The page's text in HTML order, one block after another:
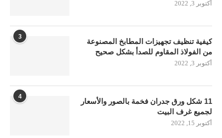
أكتوبر 3, 2022
3
كيفية تنظيف تجهيزات المطابخ المصنوعة
من الفولاذ المقاوم للصدأ بشكل صحيح
أكتوبر 3, 2022
4
11 شكل ورق جدران فخمة بالصور والأسعار
لجميع غرف البيت
أكتوبر 15, 2022